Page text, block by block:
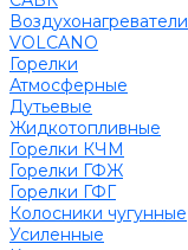
Воздухонагреватели
VOLCANO
Горелки
Атмосферные
Дутьевые
Жидкотопливные
Горелки КЧМ
Горелки ГФЖ
Горелки ГФГ
Колосники чугунные
Усиленные